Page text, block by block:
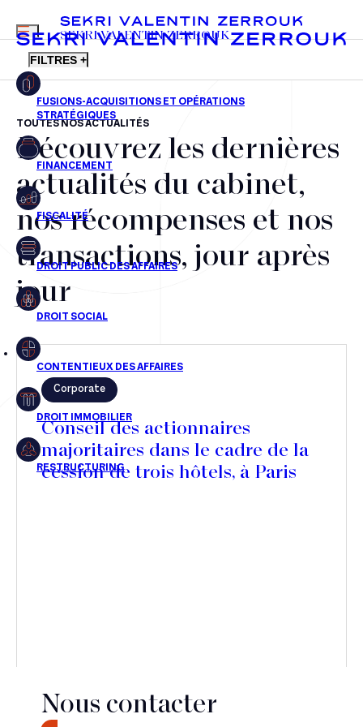
FR EN
MENU
SEKRI VALENTIN ZERROUK
FILTRES +
Fusions-acquisitions et opérations stratégiques
Financement
Fiscalité
Droit public des affaires
Droit social
Droit immobilier
Restructuring
Article
TOUTES NOS ACTUALITÉS
Découvrez les dernières
actualités du cabinet,
nos récompenses et nos
transactions, jour après
jour
Corporate
Conseil des actionnaires
majoritaires dans le cadre de la
cession de trois hôtels, à Paris
Nous contacter